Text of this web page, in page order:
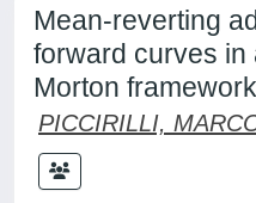
Mean-reverting
forward curves
Morton framework
PICCIRILLI,